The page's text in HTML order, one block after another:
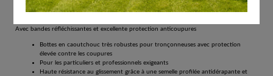
Réserver
Avec bandes réfléchissantes et excellente protection anticoupures
Bottes en caoutchouc très robustes pour tronçonneuses avec protection
élevée contre les coupures
Pour les particuliers et professionnels exigeants
Haute résistance au glissement grâce à une semelle profilée antidérapante et